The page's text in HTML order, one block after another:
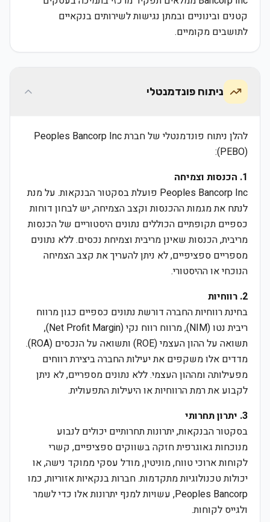
קטנים ובינוניים ובמתן נגישות לשירותים בנקאיים
לתושבים מקומיים.
ניתוח פונדמנטלי
להלן ניתוח פונדמנטלי של חברת Peoples Bancorp Inc
(PEBO):
1. הכנסות וצמיחה
Peoples Bancorp Inc פועלת בסקטור הבנקאות. על מנת
לנתח את מגמות ההכנסות וקצב הצמיחה, יש לבחון דוחות
כספיים תקופתיים הכוללים נתונים היסטוריים של הכנסות
מריבית, הכנסות שאינן מריבית וצמיחת נכסים. ללא נתונים
מספריים ספציפיים, לא ניתן להעריך את קצב הצמיחה
הנוכחי או ההיסטורי.
2. רווחיות
בחינת רווחיות החברה דורשת נתונים כספיים כגון מרווח
ריבית נטו (NIM), מרווח רווח נקי (Net Profit Margin),
תשואה על ההון העצמי (ROE) ותשואה על הנכסים (ROA).
מדדים אלו משקפים את יעילות החברה ביצירת רווחים
מפעילותה ומההון העצמי. ללא נתונים מספריים, לא ניתן
לקבוע את רמת הרווחיות או היעילות התפעולית.
3. יתרון תחרותי
בסקטור הבנקאות, יתרונות תחרותיים יכולים לנבוע
מנוכחות גאוגרפית חזקה בשווקים ספציפיים, קשרי
לקוחות ארוכי טווח, מוניטין, מודל עסקי ממוקד נישה, או
יכולות טכנולוגיות מתקדמות. חברות בנקאיות אזוריות, כמו
Peoples Bancorp, עשויות למנף יתרונות אלו כדי לשמר
ולגייס לקוחות.